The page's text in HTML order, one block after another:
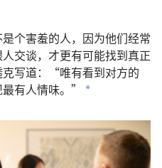
个害羞的人，因为他们经常
交谈，才更有可能找到真正
写道：“唯有看到对方的
有人情味。”
a